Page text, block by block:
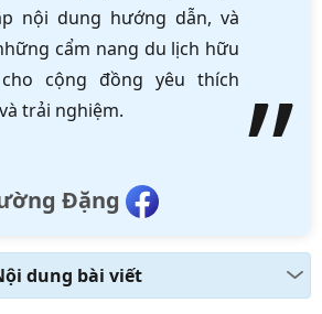
nội dung hướng dẫn, và
cẩm nang du lịch hữu
cộng đồng yêu thích
trải nghiệm.
Đặng
dung bài viết